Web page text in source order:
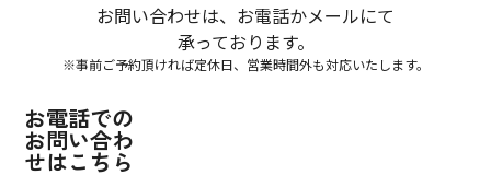
お問い合わせは、お電話かメールにて
承っております。
※事前ご予約頂ければ定休日、営業時間外も対応いたします。
お電話での
お問い合わ
せはこちら